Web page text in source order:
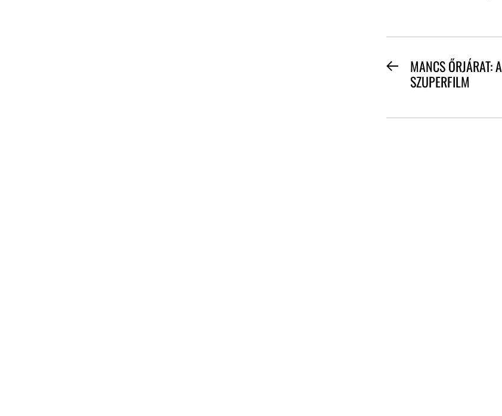
BEJEGYZÉS
NAVIGÁCIÓ
PreviousMANCS ŐRJÁRAT: A
SZUPERFILM